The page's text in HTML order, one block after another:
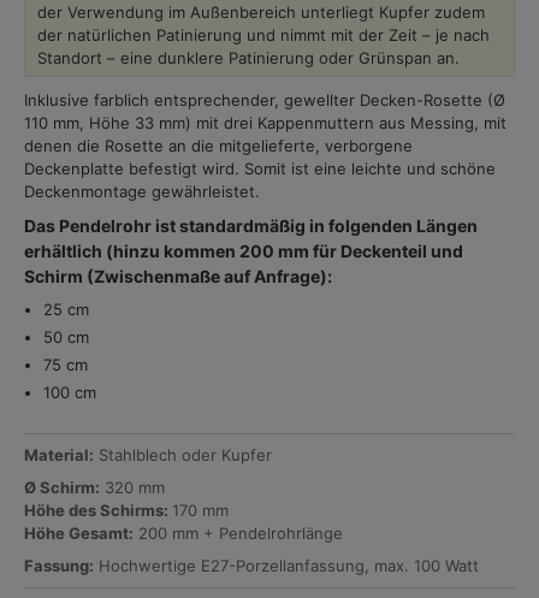
der Verwendung im Außenbereich unterliegt Kupfer zudem
der natürlichen Patinierung und nimmt mit der Zeit – je nach
Standort – eine dunklere Patinierung oder Grünspan an.
Inklusive farblich entsprechender, gewellter Decken-Rosette (Ø
110 mm, Höhe 33 mm) mit drei Kappenmuttern aus Messing, mit
denen die Rosette an die mitgelieferte, verborgene
Deckenplatte befestigt wird. Somit ist eine leichte und schöne
Deckenmontage gewährleistet.
Das Pendelrohr ist standardmäßig in folgenden Längen
erhältlich (hinzu kommen 200 mm für Deckenteil und
Schirm (Zwischenmaße auf Anfrage):
25 cm
50 cm
75 cm
100 cm
Material: Stahlblech oder Kupfer
Ø Schirm: 320 mm
Höhe des Schirms: 170 mm
Höhe Gesamt: 200 mm + Pendelrohrlänge
Fassung: Hochwertige E27-Porzellanfassung, max. 100 Watt